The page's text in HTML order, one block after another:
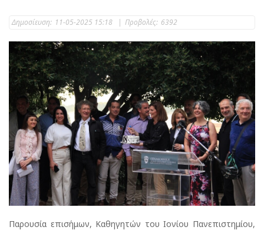
Δημοσίευση: 11-05-2025 15:18 | Προβολές: 6392
Παρουσία επισήμων, Καθηγητών του Ιονίου Πανεπιστημίου,